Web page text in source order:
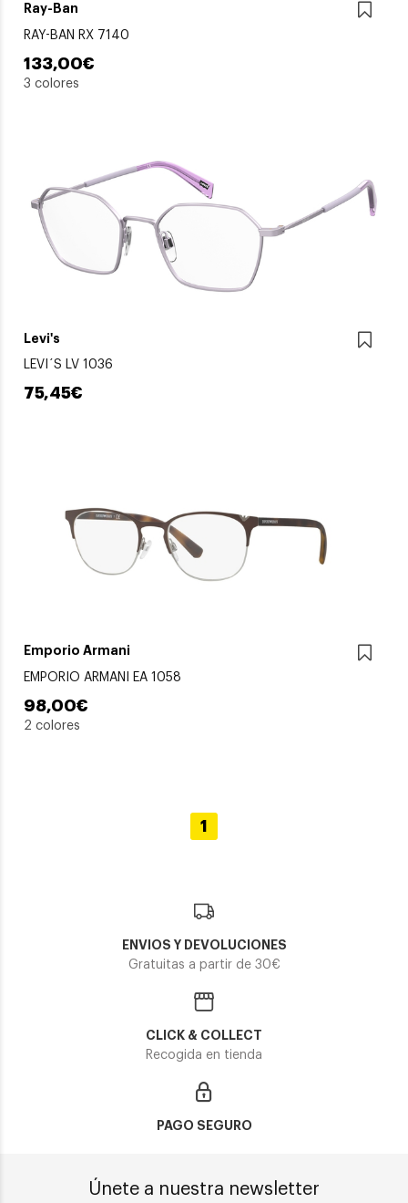
Ray-Ban
RAY-BAN RX 7140
133,00€
3 colores
Levi's
LEVI´S LV 1036
75,45€
Emporio Armani
EMPORIO ARMANI EA 1058
98,00€
2 colores
1
ENVIOS Y DEVOLUCIONES
Gratuitas a partir de 30€
CLICK & COLLECT
Recogida en tienda
PAGO SEGURO
Únete a nuestra newsletter